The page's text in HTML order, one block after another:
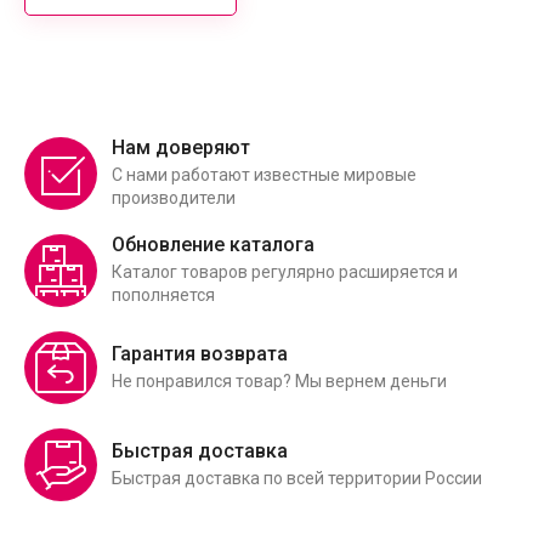
Нам доверяют
С нами работают известные мировые
производители
Обновление каталога
Каталог товаров регулярно расширяется и
пополняется
Гарантия возврата
Не понравился товар? Мы вернем деньги
Быстрая доставка
Быстрая доставка по всей территории России